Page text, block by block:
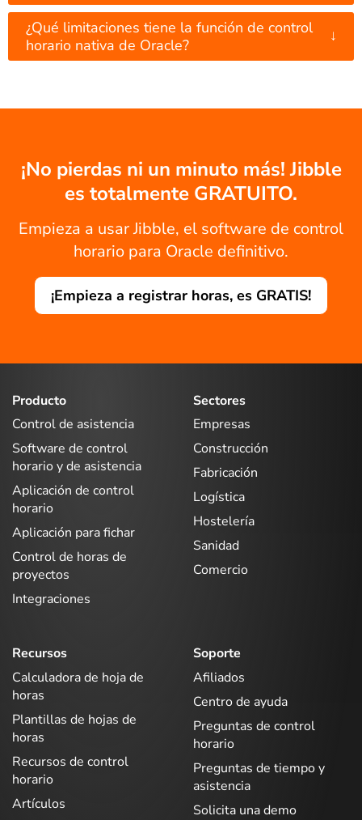
¿Qué limitaciones tiene la función de control
horario nativa de Oracle?
↓
¡No pierdas ni un minuto más! Jibble
es totalmente GRATUITO.
Empieza a usar Jibble, el software de control
horario para Oracle definitivo.
¡Empieza a registrar horas, es GRATIS!
Producto
Control de asistencia
Software de control
horario y de asistencia
Aplicación de control
horario
Aplicación para fichar
Control de horas de
proyectos
Integraciones
Sectores
Empresas
Construcción
Fabricación
Logística
Hostelería
Sanidad
Comercio
Recursos
Calculadora de hoja de
horas
Plantillas de hojas de
horas
Recursos de control
horario
Artículos
Soporte
Afiliados
Centro de ayuda
Preguntas de control
horario
Preguntas de tiempo y
asistencia
Solicita una demo